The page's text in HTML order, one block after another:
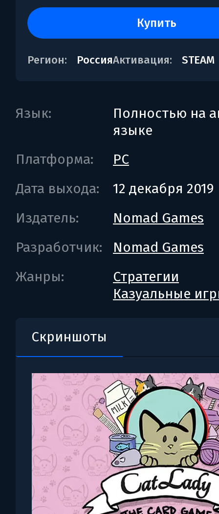
купить
Регион: РоссияАктивация: STEAM
Язык:
Полностью на
языке
Платформа:
PC
Дата выхода:
12 декабря 2019
Издатель:
Nomad Games
Разработчик:
Nomad Games
Жанры:
Стратегии
Казуальные
Скриншоты